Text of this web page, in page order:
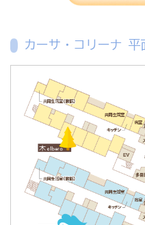
カーサ・コリーナ 平